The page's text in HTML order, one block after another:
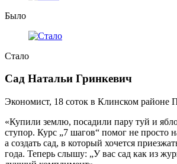
Было
Стало
Сад Натальи Гринкевич
Экономист, 18 соток в Клинском районе
«Купили землю, посадили пару туй и
ступор. Курс „7 шагов“ помог не просто
а создать сад, в который хочется
года. Теперь слышу: „У вас сад как из